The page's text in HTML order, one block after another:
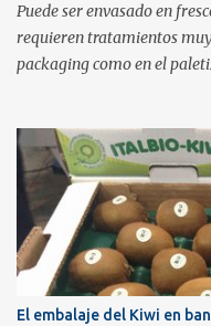
Puede ser envasado en
requieren tratamientos
packaging como en el
producto. El champiñón en
laminado. Normalmente
barquetas de poliestireno
puede ser perforado o no.
cestitas rígidas o los platos
plástico. Si lo que se
poner siempre con el
El embalaje del Kiwi en